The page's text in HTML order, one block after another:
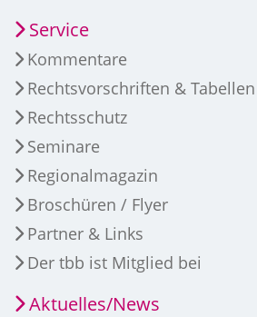
Service
Kommentare
Rechtsvorschriften & Tabellen
Rechtsschutz
Seminare
Regionalmagazin
Broschüren / Flyer
Partner & Links
Der tbb ist Mitglied bei
Aktuelles/News